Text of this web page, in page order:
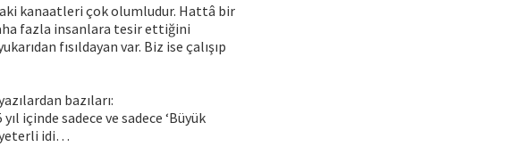
kanaatleri çok olumludur. Hattâ bir
fazla insanlara tesir ettiğini
fısıldayan var. Biz ise çalışıp
bazıları:
içinde sadece ve sadece ‘Büyük
yeterli idi…